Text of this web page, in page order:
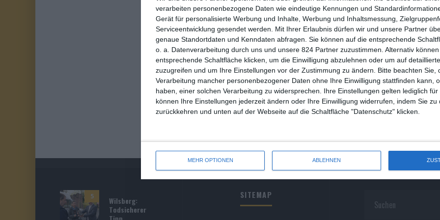
verarbeiten personenbezogene Daten wie eindeutige Kennungen und
Gerät für personalisierte Werbung und Inhalte, Werbung und Inhaltsmessung,
Serviceentwicklung gesendet werden.
Mit Ihrer Erlaubnis dürfen wir und unsere Partner
genaue Standortdaten und Kenndaten abfragen. Sie können auf die entsprechende
o. a. Datenverarbeitung durch uns und unsere 824 Partner zuzustimmen. Alternativ
entsprechende Schaltfläche klicken, um die Einwilligung abzulehnen oder um auf
zuzugreifen und um Ihre Einstellungen vor der Zustimmung zu ändern.
Bitte beachten Sie,
Verarbeitung mancher personenbezogener Daten ohne Ihre Einwilligung stattfinden kann,
haben, einer solchen Verarbeitung zu widersprechen. Ihre Einstellungen gelten lediglich
können Ihre Einstellungen jederzeit ändern oder Ihre Einwilligung widerrufen, indem Sie zu
zurückkehren und unten auf der Webseite auf die Schaltfläche "Datenschutz" klicken.
MEHR OPTIONEN ABLEHNEN
5
Wilsberg:
Todsicherer
SITEMAP